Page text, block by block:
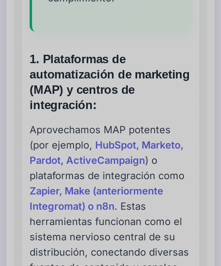
1. Plataformas de
automatización de marketing
(MAP) y centros de
integración:
Aprovechamos MAP potentes
(por ejemplo, HubSpot, Marketo,
Pardot, ActiveCampaign) o
plataformas de integración como
Zapier, Make (anteriormente
Integromat) o n8n. Estas
herramientas funcionan como el
sistema nervioso central de su
distribución, conectando diversas